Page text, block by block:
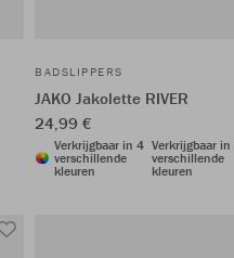
BADSLIPPERS
JAKO Jakolette RIVER
24,99 €
Verkrijgbaar in 4
verschillende
kleuren
Verkrijgbaar in
verschillende
kleuren